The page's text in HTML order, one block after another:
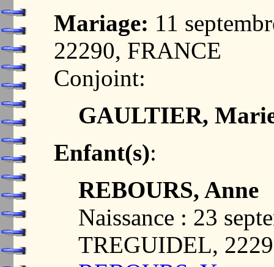
Mariage: 11
22290, FRANCE
Conjoint:
GAULTIER,
Enfant(s):
REBOURS, Anne
Naissance : 23
TREGUIDEL,